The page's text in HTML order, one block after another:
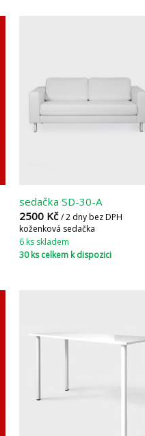
sedačka SD-30-A
2500 Kč / 2 dny bez DPH
koženková sedačka
6 ks skladem
30 ks celkem k dispozici